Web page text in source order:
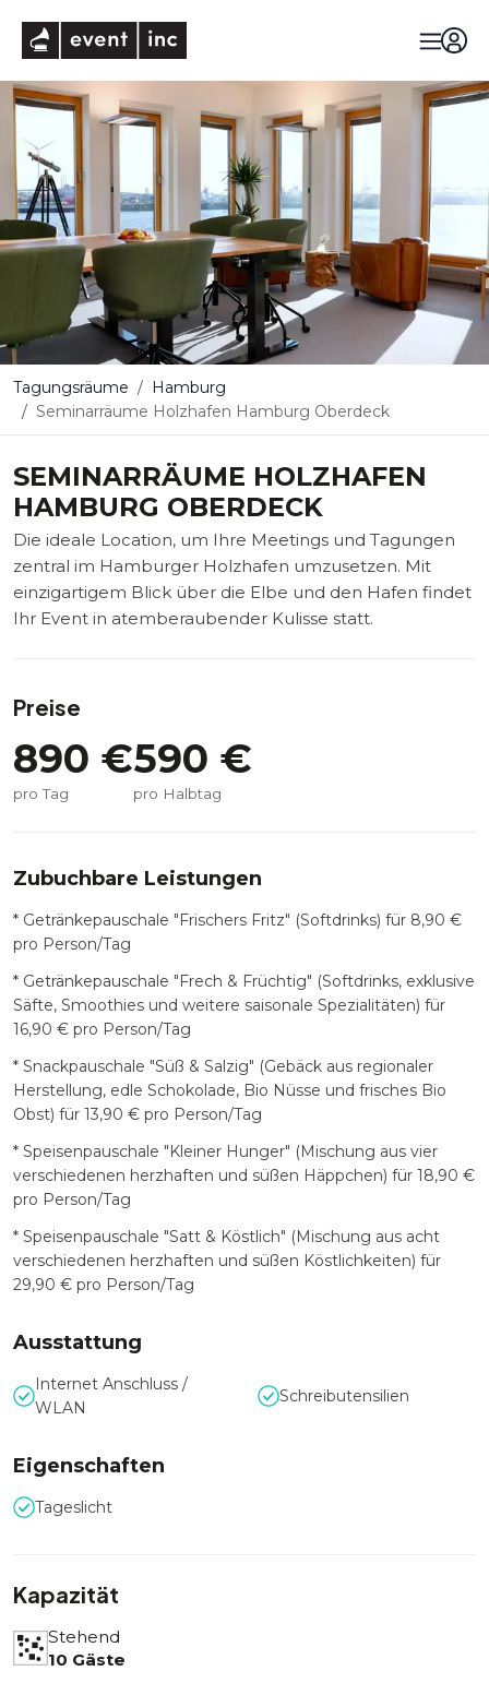
Tagungsräume
Hamburg
Seminarräume Holzhafen Hamburg Oberdeck
SEMINARRÄUME HOLZHAFEN
HAMBURG OBERDECK
Die ideale Location, um Ihre Meetings und Tagungen
zentral im Hamburger Holzhafen umzusetzen. Mit
einzigartigem Blick über die Elbe und den Hafen findet
Ihr Event in atemberaubender Kulisse statt.
Preise
890 €
pro Tag
590 €
pro Halbtag
Zubuchbare Leistungen
* Getränkepauschale "Frischers Fritz" (Softdrinks) für 8,90 €
pro Person/Tag
* Getränkepauschale "Frech & Früchtig" (Softdrinks, exklusive
Säfte, Smoothies und weitere saisonale Spezialitäten) für
16,90 € pro Person/Tag
* Snackpauschale "Süß & Salzig" (Gebäck aus regionaler
Herstellung, edle Schokolade, Bio Nüsse und frisches Bio
Obst) für 13,90 € pro Person/Tag
* Speisenpauschale "Kleiner Hunger" (Mischung aus vier
verschiedenen herzhaften und süßen Häppchen) für 18,90 €
pro Person/Tag
* Speisenpauschale "Satt & Köstlich" (Mischung aus acht
verschiedenen herzhaften und süßen Köstlichkeiten) für
29,90 € pro Person/Tag
Ausstattung
Internet Anschluss /
WLAN
Schreibutensilien
Eigenschaften
Tageslicht
Kapazität
Stehend
10 Gäste